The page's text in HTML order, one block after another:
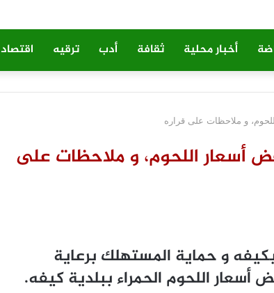
اقتصاد ترقيه أدب ثقافة أخبار محلية
و ملاحظات على قراره
اللحوم، و ملاحظات على
بكيفه و حماية المستهلك برعاية
أسعار اللحوم الحمراء ببلدية كيفه.